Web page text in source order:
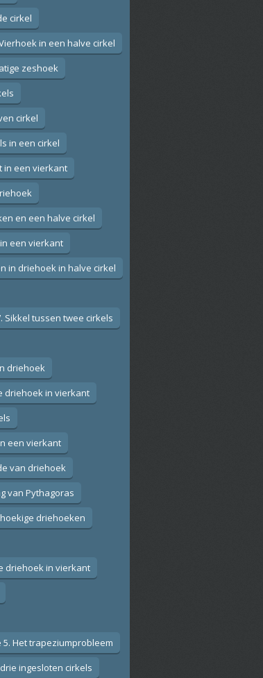
cirkel
in een halve cirkel
zeshoek
cirkel
in een cirkel
in een vierkant
en een halve cirkel
een vierkant
in driehoek in halve cirkel
Sikkel tussen twee cirkels
driehoek
driehoek in vierkant
een vierkant
van driehoek
van Pythagoras
driehoeken
driehoek in vierkant
5. Het trapeziumprobleem
ingesloten cirkels